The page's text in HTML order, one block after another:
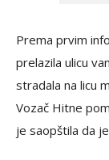
Prema prvim
prelazila ulicu
stradala na licu
Vozač Hitne
je saopštila da